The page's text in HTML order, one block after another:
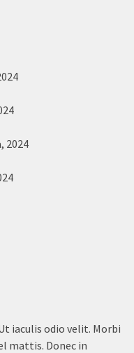
2024
iaculis odio velit. Morbi
mattis. Donec in